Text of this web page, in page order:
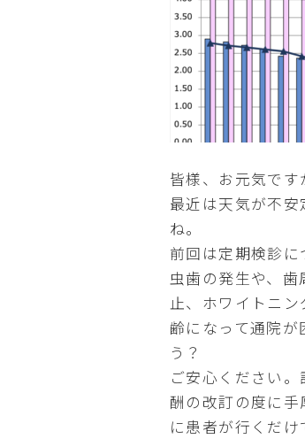
皆様、お元気です
最近は天気が不
ね。
前回は定期検診に
虫歯の発生や、
止、ホワイトニ
齢になって通院が
う？
ご安心ください
酬の改訂の度に手
に患者が行くだ